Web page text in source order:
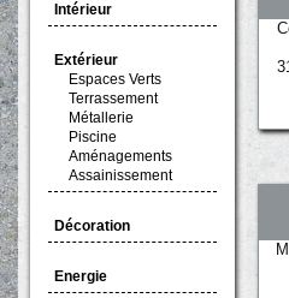
Intérieur
Extérieur
Espaces Verts
Terrassement
Métallerie
Piscine
Aménagements
Assainissement
Décoration
Energie